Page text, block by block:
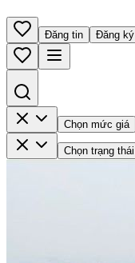
Đăng tin Đăng ký
Chọn mức giá
Chọn trạng thái